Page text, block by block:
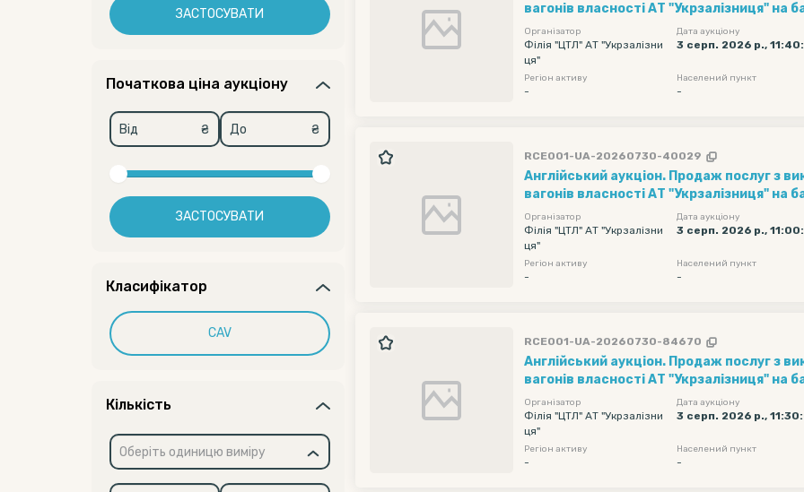
ЗАСТОСУВАТИ
Початкова ціна аукціону
₴ ₴
ЗАСТОСУВАТИ
Класифікатор
CAV
Кількість
Оберіть одиницю виміру
вагонів власності АТ "Укрзалізниця" на
"Ліски" (1 вагон за 1 добу) рухомий
фітінгова довжиною 40 футів (20 шт) .
реалізації - 2050 грн/вагон на добу без
Навантаження та оформлення
Організатор
Філія "ЦТЛ" АТ "Укрзалізни
ця"
Дата аукціону
3 серп. 2026 р.,
Регіон активу
-
Населений пункт
-
RCE001-UA-20260730-40029
Англійський аукціон. Продаж послуг з
вагонів власності АТ "Укрзалізниця" на
"Ліски" (1 вагон за 1 добу) рухомий
фітінгова довжиною 40 футів (20 шт) .
реалізації - 2050 грн/вагон на добу без
Навантаження та оформлення
Організатор
Філія "ЦТЛ" АТ "Укрзалізни
ця"
Дата аукціону
3 серп. 2026 р.,
Регіон активу
-
Населений пункт
-
RCE001-UA-20260730-84670
Англійський аукціон. Продаж послуг з
вагонів власності АТ "Укрзалізниця" на
"Ліски" (1 вагон за 1 добу) рухомий
фітінгова довжиною 40 футів (20 шт) .
реалізації - 2050 грн/вагон на добу без
Навантаження та оформлення
Організатор
Філія "ЦТЛ" АТ "Укрзалізни
ця"
Дата аукціону
3 серп. 2026 р.,
Регіон активу
-
Населений пункт
-